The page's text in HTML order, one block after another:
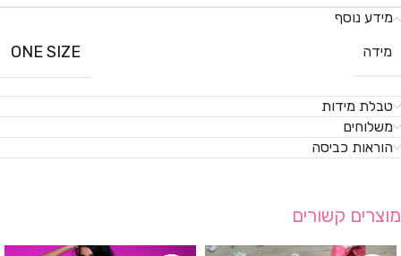
מידע נוסף
מידה
ONE SIZE
טבלת מידות
משלוחים
הוראות כביסה
מוצרים קשורים